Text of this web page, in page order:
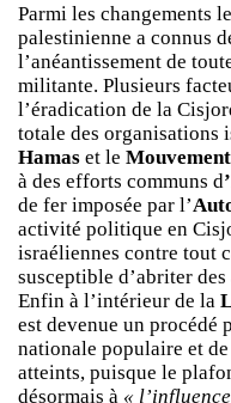
Parmi les changements
palestinienne a connus
l’anéantissement de
militante. Plusieurs
l’éradication de la
totale des organisations
Hamas et le
à des efforts communs d
de fer imposée par l’
activité politique en
israéliennes contre tout
susceptible d’abriter
Enfin à l’intérieur de la
est devenue un
nationale populaire et
atteints, puisque le
désormais à «